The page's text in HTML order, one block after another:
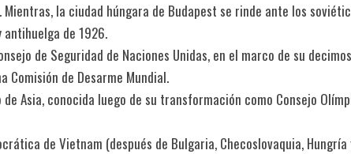
la ciudad húngara de Budapest se rinde ante los
antihuelga de 1926.
de Seguridad de Naciones Unidas, en el marco de su
Comisión de Desarme Mundial.
Asia, conocida luego de su transformación como Consejo
de Vietnam (después de Bulgaria, Checoslovaquia, Hungría